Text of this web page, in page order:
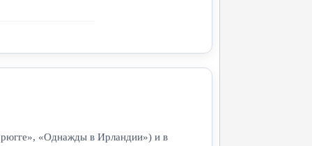
«Однажды в Ирландии») и в